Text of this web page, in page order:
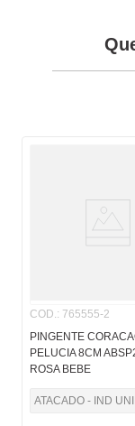
COD.: 765555-2
PINGENTE
PELUCIA 8CM
ROSA BEBE
ATACADO - IND